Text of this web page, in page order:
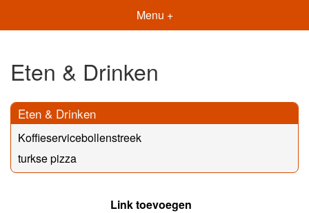
Menu +
Eten & Drinken
Eten & Drinken
Koffieservicebollenstreek
turkse pizza
Link toevoegen